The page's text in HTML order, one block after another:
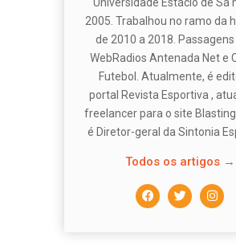
2005. Trabalhou no ramo da
de 2010 a 2018.
WebRadios Antenada Net e
Futebol. Atualmente, é
portal Revista Esportiva ,
freelancer para o site
é Diretor-geral da Sintonia
Todos os artigos →